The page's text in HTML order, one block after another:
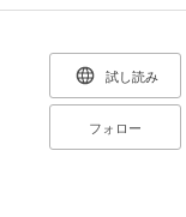
試し読み
フォロー